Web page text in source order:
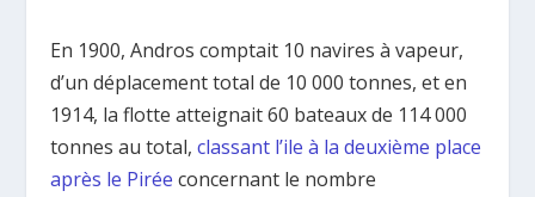
En 1900, Andros comptait 10 navires à vapeur,
d’un déplacement total de 10 000 tonnes, et en
1914, la flotte atteignait 60 bateaux de 114 000
tonnes au total,classant l’ile à la deuxième place
après le Piréeconcernant le nombre